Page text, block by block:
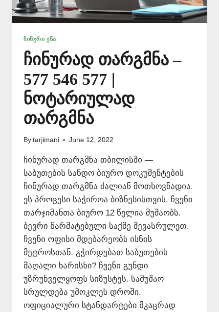
ᲩᲘᲜᲣᲠᲘ ᲔᲜᲐ
ჩინურად თარგმნა –
577 546 577 |
ნოტარიულად
თარგმნა
By tarjimani June 12, 2022
ჩინურად თარგმნა თბილისში —
საბუთების სანდო ბიურო დოკუმენტების
ჩინურად თარგმნა ძალიან მოთხოვნადია.
ეს პროცესი საჭიროა ბიზნესისთვის. ჩვენი
თარჯიმანთა ბიურო 12 წელია მუშაობს.
ბევრი წარმატებული საქმე შევასრულეთ.
ჩვენი ოფისი მდებარეობს ისნის
მეტროსთან. გჭირდებათ საბუთების
მაღალი ხარისხი? ჩვენი გუნდი
უზრუნველყოფს სიზუსტეს. სამუშაო
სრულდება უმოკლეს დროში.
ოფიციალური სტანდარტები მკაცრად